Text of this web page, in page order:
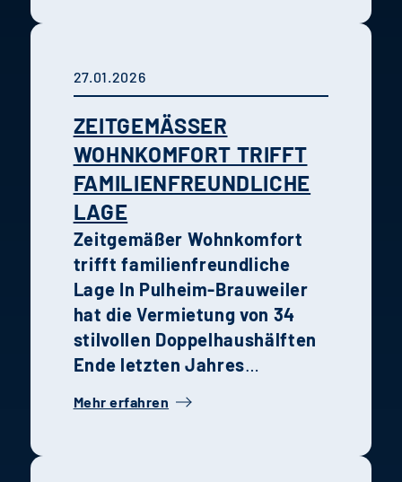
27.01.2026
ZEITGEMÄSSER W
OHNKOMFORT TRIFFT F
AMILIENFREUNDLICHE L
AGE
Zeitgemäßer Wohnkomfort
trifft familienfreundliche
Lage In Pulheim-Brauweiler
hat die Vermietung von 34
stilvollen Doppelhaushälften
Ende letzten Jahres
aus moderner Architektur,
Mehr erfahren